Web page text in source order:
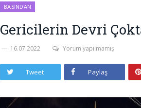
BASINDAN
Gericilerin Devri
16.07.2022 Yorum yapılmamış
Tweet Paylaş